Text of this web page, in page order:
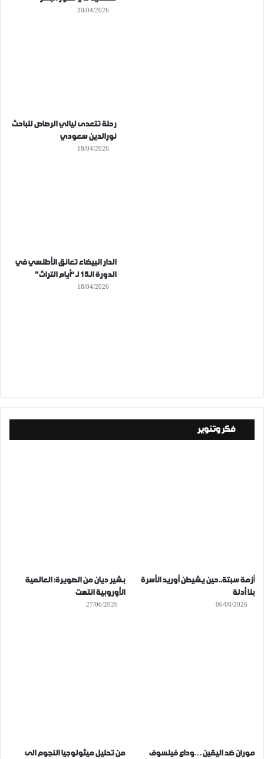
30/04/2026
رحلة تتعدى ليالي الرصاص للباحث
نورالدين سعودي
18/04/2026
الدار البيضاء تعانق الأطلسي في
الدورة الـ15 لـ “أيام التراث”
18/04/2026
فكر وتنوير
أزمة سبتة..حين يشيطن أوريد الأسرة
بلا أدلة
06/08/2026
بشير ديان من الصويرة: العالمية
الأوروبية انتهت
27/06/2026
موران ضد اليقين…وداع فيلسوف
من تحليل ميثولوجيا النجوم الى